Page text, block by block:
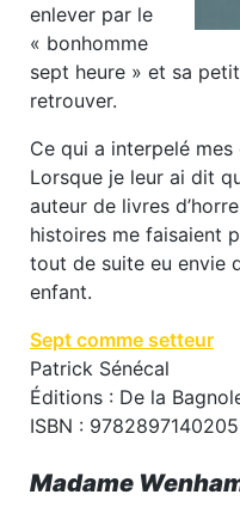
enlever par le
« bonhomme
sept heure » et sa
retrouver.
Ce qui a interpelé mes
Lorsque je leur ai dit
auteur de livres
histoires me faisaient
tout de suite eu envie
enfant.
Sept comme setteur
Patrick Sénécal
Éditions : De la
ISBN : 9782897140205
Madame